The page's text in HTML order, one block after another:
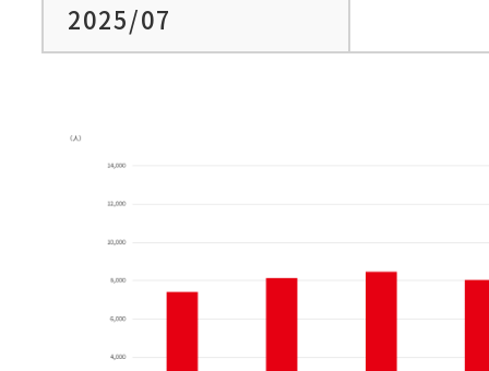
2025/07